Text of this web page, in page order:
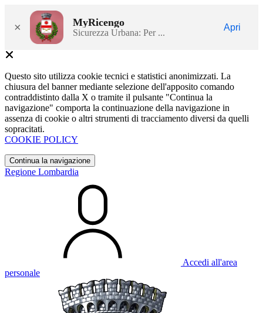
× MyRicengo
Sicurezza Urbana: Per ...
Apri
Questo sito utilizza cookie tecnici e statistici anonimizzati. La
chiusura del banner mediante selezione dell'apposito comando
contraddistinto dalla X o tramite il pulsante "Continua la
navigazione" comporta la continuazione della navigazione in
assenza di cookie o altri strumenti di tracciamento diversi da quelli
sopracitati.
COOKIE POLICY
Continua la navigazione
Regione Lombardia
Accedi all'area
personale